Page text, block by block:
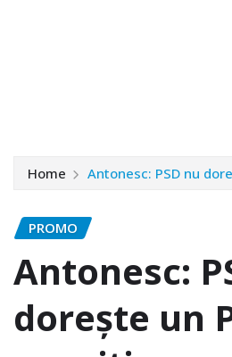
Home Antonesc: PSD nu
PROMO
Antonesc:
dorește un